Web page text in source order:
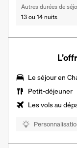
Autres durées de
13 ou 14 nuits
Le séjour en
Petit-déjeuner
Les vols au